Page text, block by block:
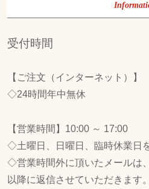
受付時間
【ご注文（インターネット）】
◇24時間年中無休
【営業時間】10:00 ～ 17:00
◇土曜日、日曜日、臨時休業日を
◇営業時間外に頂いたメールは
以降に返信させていただきます。